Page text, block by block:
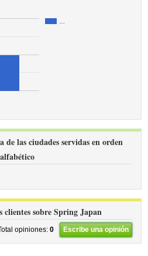
las ciudades servidas en orden
alfabético
clientes sobre Spring Japan
opiniones: 0 Escribe una opinión